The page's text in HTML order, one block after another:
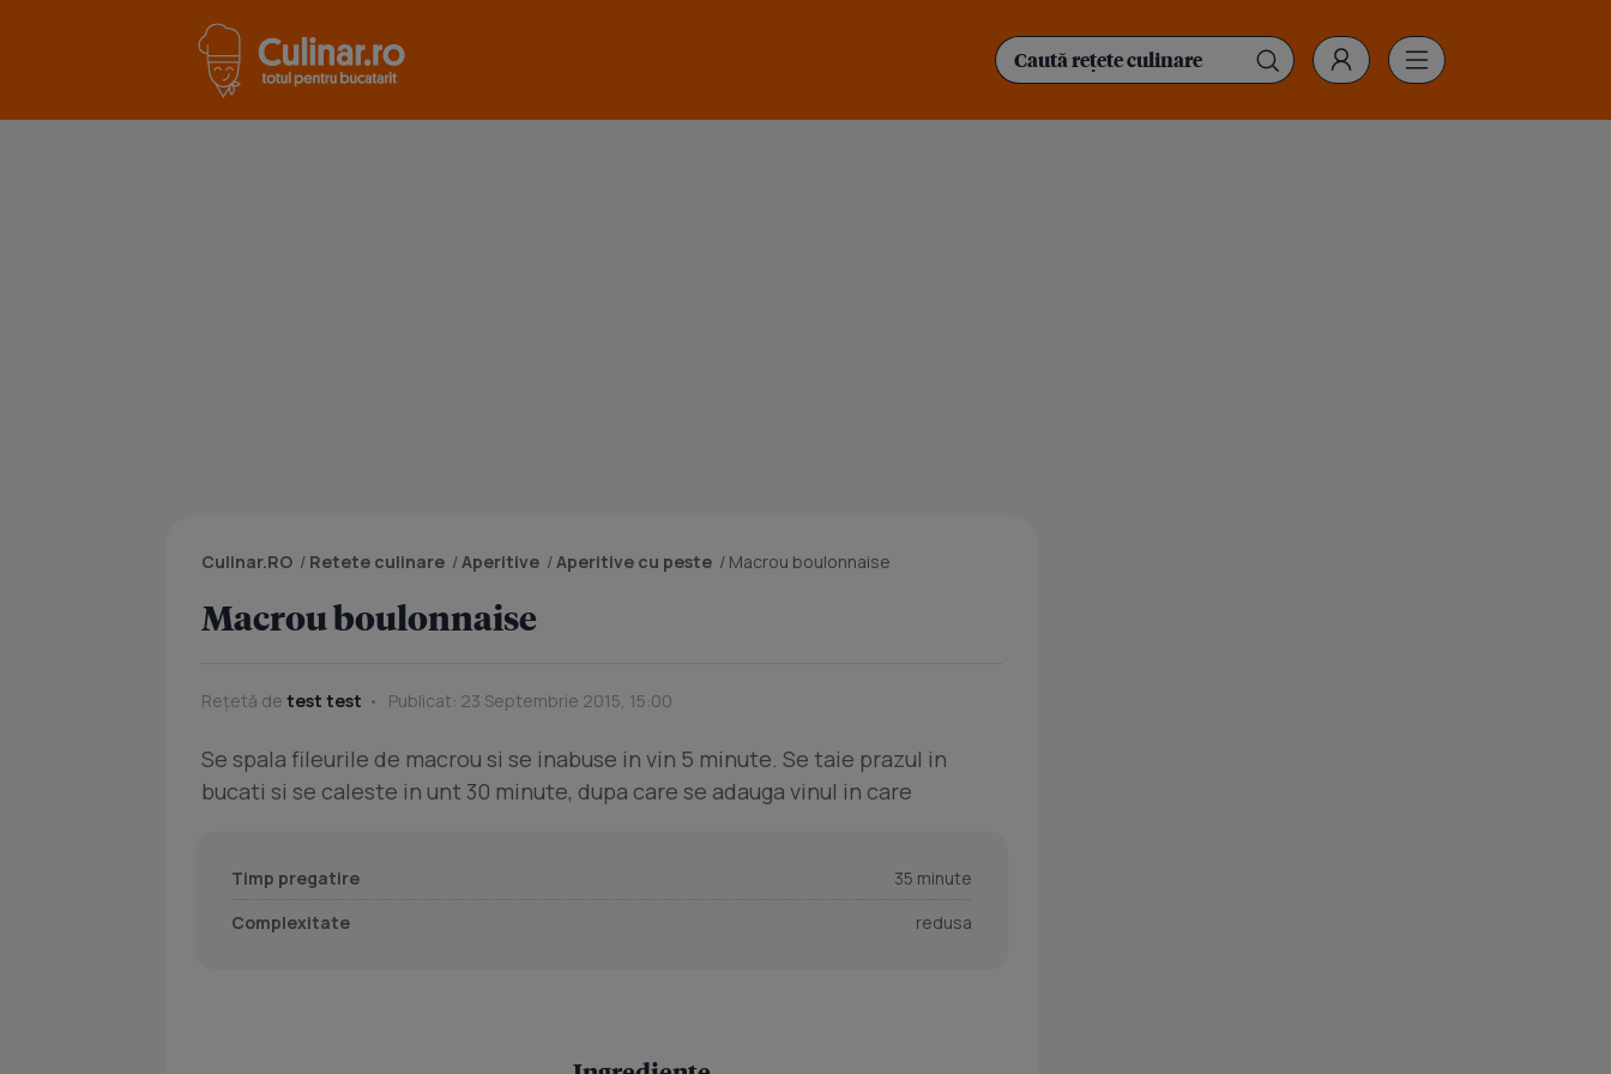
Culinar.RO / Retete culinare /Aperitive /Aperitive cu peste / Macrou boulonnaise
Macrou boulonnaise
Rețetă de test test Publicat: 23 Septembrie 2015, 15:00
Se spala fileurile de macrou si se inabuse in vin 5 minute. Se taie prazul in
bucati si se caleste in unt 30 minute, dupa care se adauga vinul in care
Timp pregatire
35 minute
Complexitate
redusa